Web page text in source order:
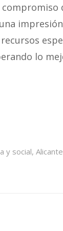
lo
y social, Alicante